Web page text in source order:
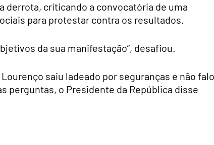
derrota, criticando a convocatória de uma
para protestar contra os resultados.
da sua manifestação”, desafiou.
saiu ladeado por seguranças e não
perguntas, o Presidente da República disse